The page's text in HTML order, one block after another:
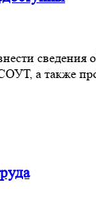
сведения
а также